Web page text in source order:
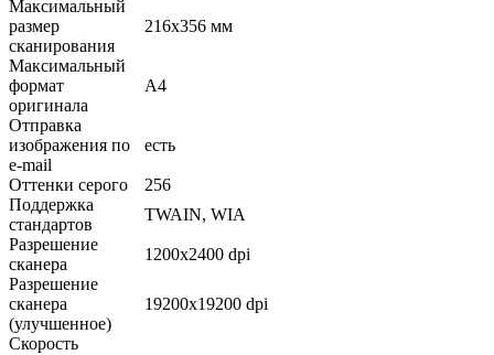
Максимальный
размер
сканирования
216x356 мм
Максимальный
формат
оригинала
A4
Отправка
изображения по
e-mail
есть
Оттенки серого
256
Поддержка
стандартов
TWAIN, WIA
Разрешение
сканера
1200x2400 dpi
Разрешение
сканера
(улучшенное)
19200x19200 dpi
Скорость